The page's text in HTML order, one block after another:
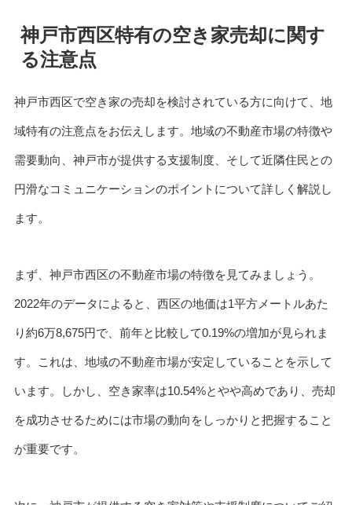
神戸市西区特有の空き家売却に関す
る注意点
神戸市西区で空き家の売却を検討されている方に向けて、地
域特有の注意点をお伝えします。地域の不動産市場の特徴や
需要動向、神戸市が提供する支援制度、そして近隣住民との
円滑なコミュニケーションのポイントについて詳しく解説し
ます。
まず、神戸市西区の不動産市場の特徴を見てみましょう。
2022年のデータによると、西区の地価は1平方メートルあた
り約6万8,675円で、前年と比較して0.19%の増加が見られま
す。これは、地域の不動産市場が安定していることを示して
います。しかし、空き家率は10.54%とやや高めであり、売却
を成功させるためには市場の動向をしっかりと把握すること
が重要です。